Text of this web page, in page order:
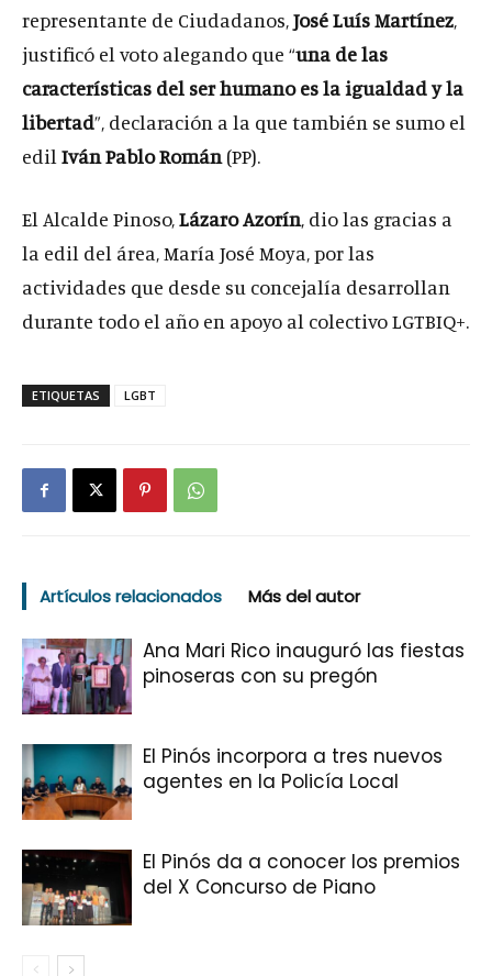
representante de Ciudadanos,José Luís Martínez,
justificó el voto alegando que “una de las
características del ser humano es la igualdad y la
libertad”, declaración a la que también se sumo el
edil Iván Pablo Román (PP).
El Alcalde Pinoso,Lázaro Azorín, dio las gracias a
la edil del área, María José Moya, por las
actividades que desde su concejalía desarrollan
durante todo el año en apoyo al colectivo LGTBIQ+.
ETIQUETAS LGBT
Artículos relacionados Más del autor
Ana Mari Rico inauguró las fiestas
pinoseras con su pregón
El Pinós incorpora a tres nuevos
agentes en la Policía Local
El Pinós da a conocer los premios
del X Concurso de Piano